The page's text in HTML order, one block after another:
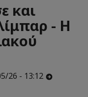
και
- Η
26 - 13:12